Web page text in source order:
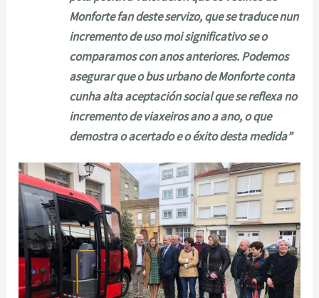
Monforte fan deste servizo, que se traduce nun
incremento de uso moi significativo se o
comparamos con anos anteriores. Podemos
asegurar que o bus urbano de Monforte conta
cunha alta aceptación social que se reflexa no
incremento de viaxeiros ano a ano, o que
demostra o acertado e o éxito desta medida”